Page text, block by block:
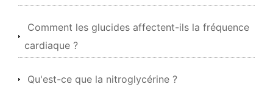
Comment les glucides affectent-ils la fréquence
cardiaque ?
Qu'est-ce que la nitroglycérine ?